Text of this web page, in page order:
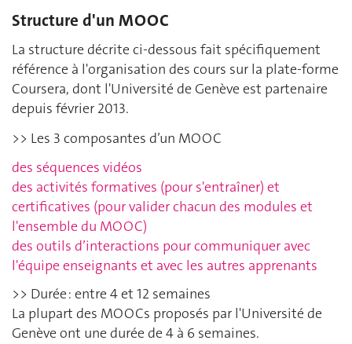
Structure d'un MOOC
La structure décrite ci-dessous fait spécifiquement
référence à l'organisation des cours sur la plate-forme
Coursera, dont l'Université de Genève est partenaire
depuis février 2013.
>> Les 3 composantes d’un MOOC
des séquences vidéos
des activités formatives (pour s'entraîner) et
certificatives (pour valider chacun des modules et
l'ensemble du MOOC)
des outils d’interactions pour communiquer avec
l'équipe enseignants et avec les autres apprenants
>> Durée : entre 4 et 12 semaines
La plupart des MOOCs proposés par l'Université de
Genève ont une durée de 4 à 6 semaines.